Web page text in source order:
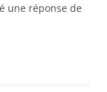
une réponse de